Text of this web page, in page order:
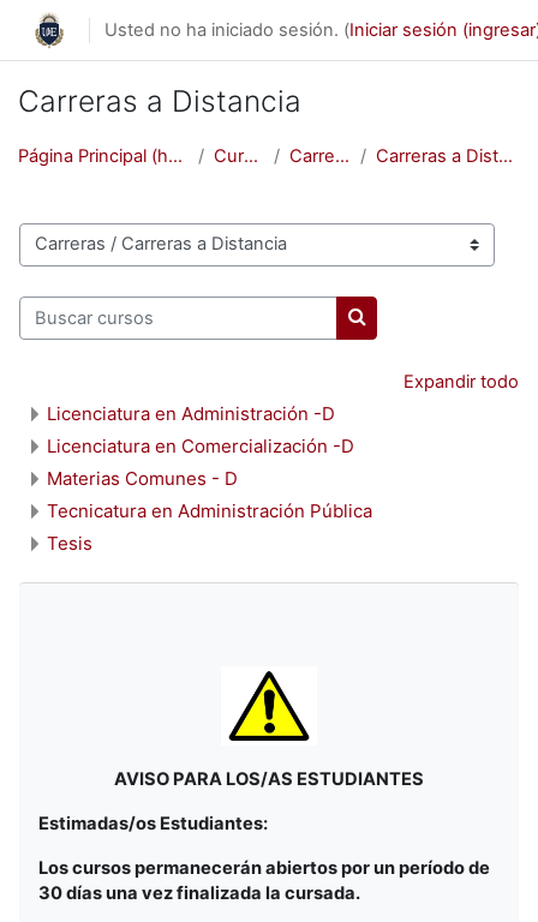
Saltar al contenido principal
Usted no ha iniciado sesión. (Iniciar sesión
Carreras a Distancia
Página Principal (home) Cursos Carreras Carreras a Distancia
Categorías
Buscar cursos
Buscar cursos
Expandir todo
Licenciatura en Administración -D
Licenciatura en Comercialización -D
Materias Comunes - D
Tecnicatura en Administración Pública
Tesis
AVISO PARA LOS/AS ESTUDIANTES
Estimadas/os Estudiantes:
Los cursos permanecerán abiertos por un período de
30 días una vez finalizada la cursada.